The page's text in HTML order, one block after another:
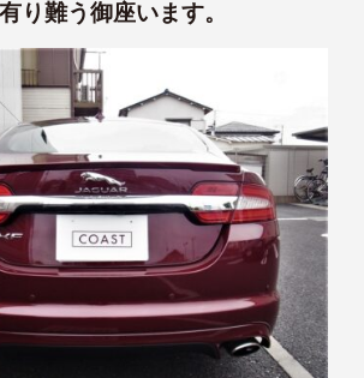
り難う御座います。